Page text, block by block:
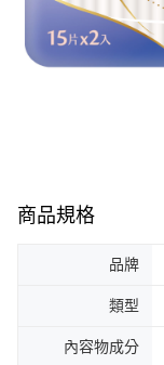
商品規格
品牌
類型
內容物成分